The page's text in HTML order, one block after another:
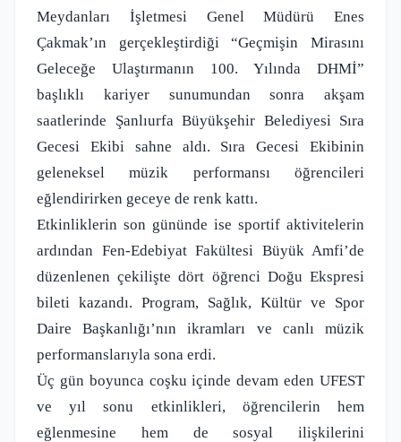
Meydanları İşletmesi Genel Müdürü Enes
Çakmak’ın gerçekleştirdiği “Geçmişin Mirasını
Geleceğe Ulaştırmanın 100. Yılında DHMİ”
başlıklı kariyer sunumundan sonra akşam
saatlerinde Şanlıurfa Büyükşehir Belediyesi Sıra
Gecesi Ekibi sahne aldı. Sıra Gecesi Ekibinin
geleneksel müzik performansı öğrencileri
eğlendirirken geceye de renk kattı.
Etkinliklerin son gününde ise sportif aktivitelerin
ardından Fen-Edebiyat Fakültesi Büyük Amfi’de
düzenlenen çekilişte dört öğrenci Doğu Ekspresi
bileti kazandı. Program, Sağlık, Kültür ve Spor
Daire Başkanlığı’nın ikramları ve canlı müzik
performanslarıyla sona erdi.
Üç gün boyunca coşku içinde devam eden UFEST
ve yıl sonu etkinlikleri, öğrencilerin hem
eğlenmesine hem de sosyal ilişkilerini